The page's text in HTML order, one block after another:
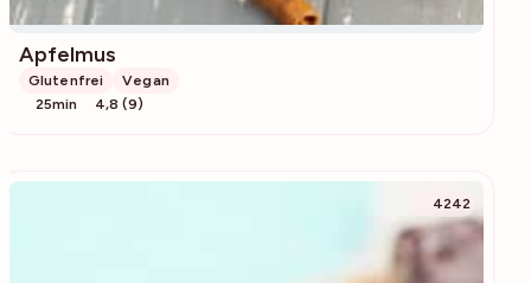
Apfelmus
Glutenfrei
Vegan
25min
4,8 (9)
4242